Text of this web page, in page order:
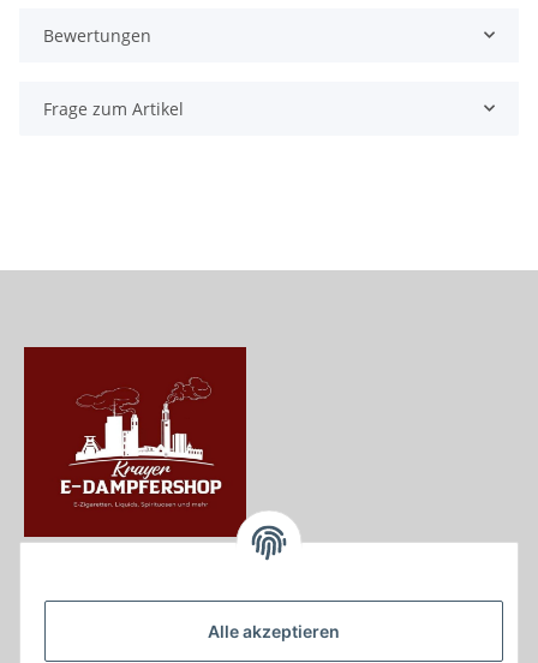
Alle akzeptieren
Bewertungen
Frage zum Artikel
Krayerstraße 249